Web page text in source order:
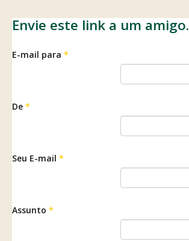
Envie este link a um amigo.
E-mail para *
De *
Seu E-mail *
Assunto *